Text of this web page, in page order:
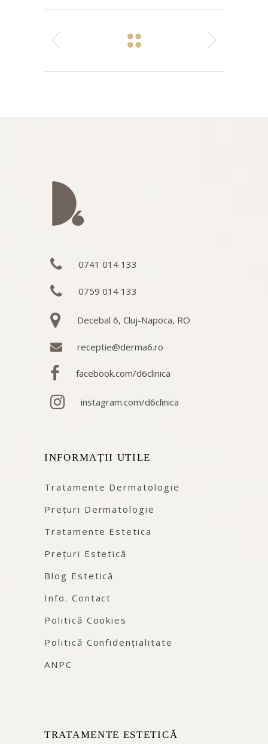
0741 014 133
0759 014 133
Decebal 6, Cluj-Napoca, RO
receptie@derma6.ro
facebook.com/d6clinica
instagram.com/d6clinica
INFORMAȚII UTILE
Tratamente Dermatologie
Prețuri Dermatologie
Tratamente Estetica
Prețuri Estetică
Blog Estetică
Info. Contact
Politică Cookies
Politică Confidențialitate
ANPC
TRATAMENTE ESTETICĂ